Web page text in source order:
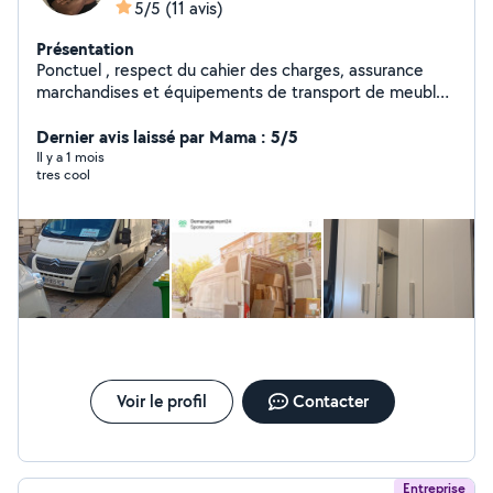
5/5 (11 avis)
Présentation
Ponctuel , respect du cahier des charges, assurance
marchandises et équipements de transport de meubles
Dernier avis laissé par Mama : 5/5
Il y a 1 mois
tres cool
Voir le profil Contacter
Entreprise